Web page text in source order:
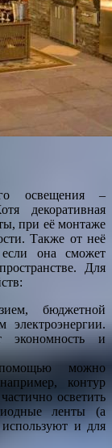
освещения –
декоративная
при её монтаже
Также от неё
она сможет
Для
бюджетной
электроэнергии.
экономность и
можно
контур
осветить
ленты (а
и для